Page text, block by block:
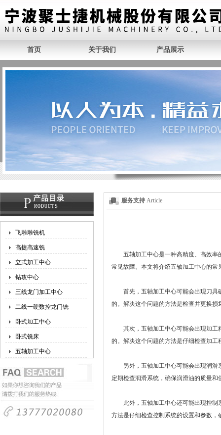
首页 关于我们 产品展示
飞雕雕铣机
高捷高速铣
立式加工中心
钻攻中心
三线龙门加工中心
二线一硬数控龙门铣
卧式加工中心
卧式铣床
五轴加工中心
服务支持 Article
五轴加工中心是一种高精度、高效率
常见故障。本文将介绍五轴加工中心的常
首先，五轴加工中心可能会出现刀具
的。解决这个问题的方法是检查并更换
其次，五轴加工中心可能会出现加工
的。解决这个问题的方法是仔细检查加
另外，五轴加工中心可能会出现润滑
定期检查润滑系统，确保润滑油的质量
此外，五轴加工中心还可能出现控制
方法是仔细检查控制系统的设置和参数